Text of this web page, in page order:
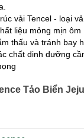
vải Tencel - loại
liệu mỏng mịn
thấu và tránh bay
chất dinh dưỡng
Tảo Biển